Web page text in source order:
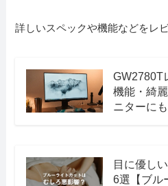
詳しいスペックや機能などをレ
GW2780T
機能・綺
ニターに
目に優し
6選【ブル